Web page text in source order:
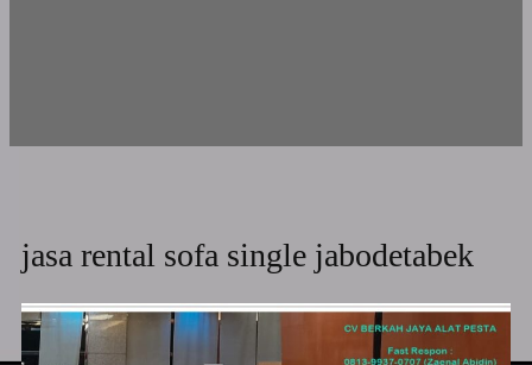
jasa rental sofa single jabodetabek